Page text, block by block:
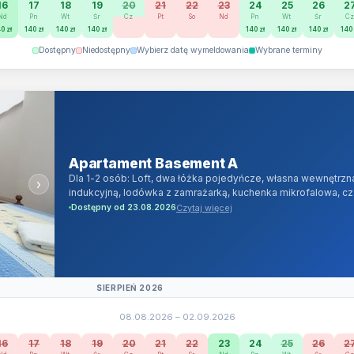
Nd
zł
17
Pn
140 zł
18
Wt
140 zł
19
Śr
140 zł
20
Cz
21
Pt
22
So
23
Nd
24
Pn
140 zł
25
Wt
140 zł
26
Śr
140 zł
Cz
140
Dostępny Niedostępny Wybierz datę wymeldowania Wybrane terminy
›
Apartament Basement A
Dla 1-2 osób: Loft, dwa łóżka pojedyńcze, własna
indukcyjną, lodówka z zamrażarką, kuchenka mikrofalowa,
(ponad 100 programów telewizyjnych w jakości cyfrowej)
Dostępny od 23.08.2026Czytaj więcej
SIERPIEŃ 2026
08.08.2026 – 02.09.2026
17 18 19 20 21 22 23 24 25 26